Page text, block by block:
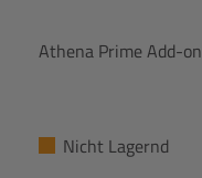
Athena
Nicht Lagernd